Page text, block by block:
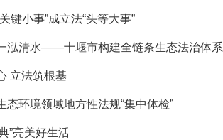
键小事”成立法“头等大事”
泓清水——十堰市构建全链条生态法治体
立法筑根基
态环境领域地方性法规“集中体检”
”亮美好生活